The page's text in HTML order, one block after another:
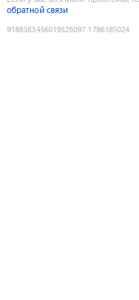
обратной связи
9188383456019525097:1786185024